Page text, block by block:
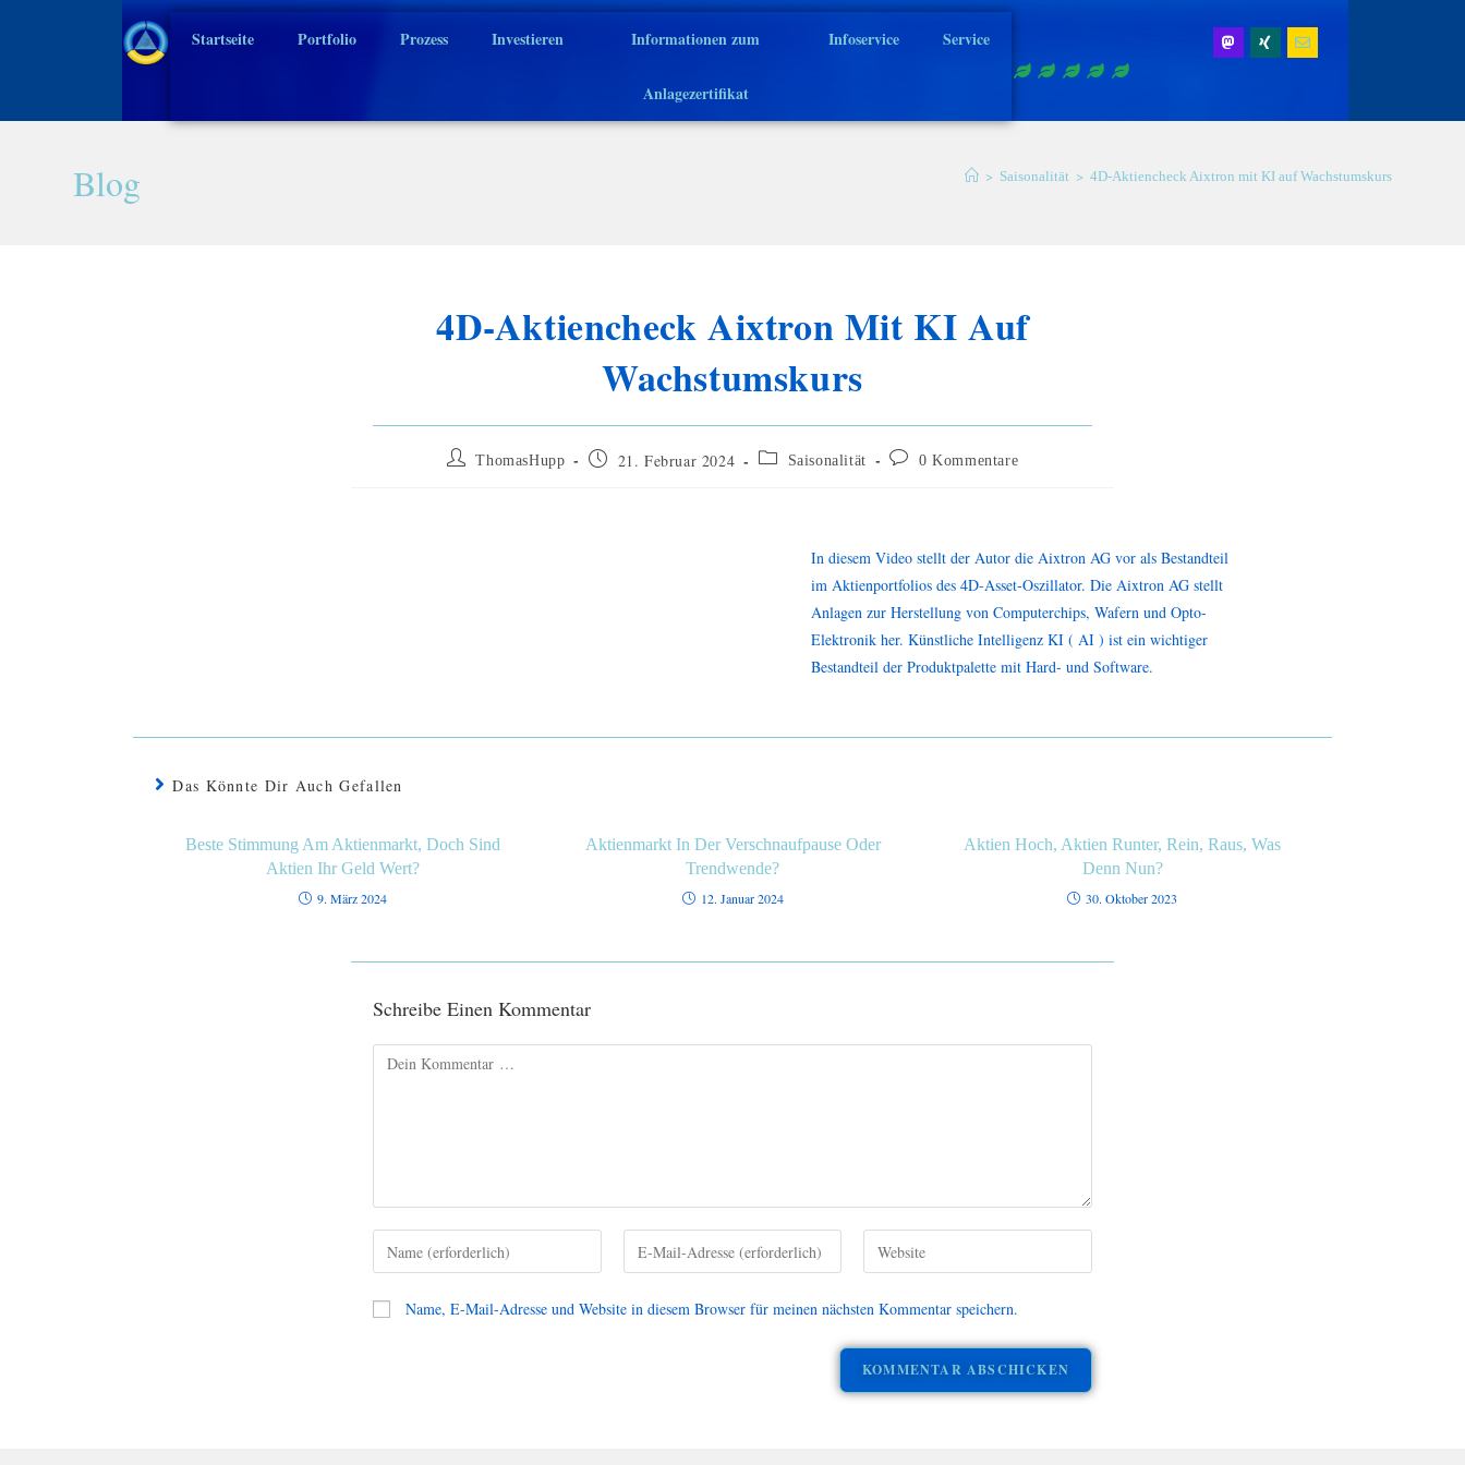
Startseite Portfolio Prozess Investieren Informationen zum
Anlagezertifikat
Infoservice Service
Blog > Saisonalität > 4D-Aktiencheck Aixtron mit KI auf Wachstumskurs
4D-Aktiencheck Aixtron Mit KI Auf
Wachstumskurs
ThomasHupp 21. Februar 2024 Saisonalität 0 Kommentare
In diesem Video stellt der Autor die Aixtron AG vor als Bestandteil
im Aktienportfolios des 4D-Asset-Oszillator. Die Aixtron AG stellt
Anlagen zur Herstellung von Computerchips, Wafern und Opto-
Elektronik her. Künstliche Intelligenz KI ( AI ) ist ein wichtiger
Bestandteil der Produktpalette mit Hard- und Software.
Das Könnte Dir Auch Gefallen
Beste Stimmung Am Aktienmarkt, Doch Sind
Aktien Ihr Geld Wert?
9. März 2024
Aktienmarkt In Der Verschnaufpause Oder
Trendwende?
12. Januar 2024
Aktien Hoch, Aktien Runter, Rein, Raus, Was
Denn Nun?
30. Oktober 2023
Schreibe Einen Kommentar
Name, E-Mail-Adresse und Website in diesem Browser für meinen nächsten Kommentar speichern.